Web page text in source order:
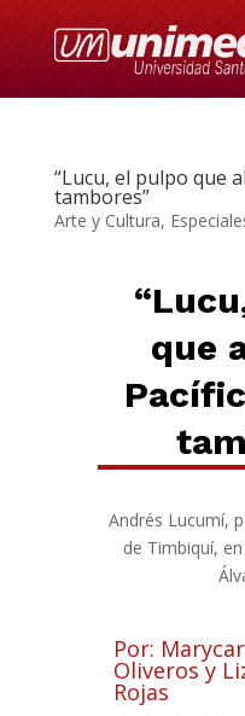
“Lucu, el pulpo que
tambores”
Arte y Cultura,
que
Andrés Lucumí,
de Timbiquí,
Por:
Oliveros y
Rojas